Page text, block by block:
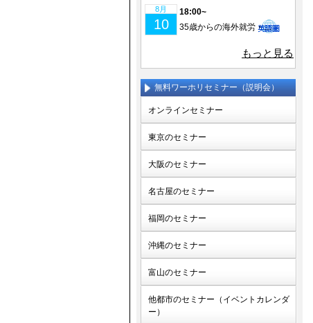
8月
10
18:00~
35歳からの海外就労・セカンドキャリア実現セミナー
もっと見る
無料ワーホリセミナー（説明会）
オンラインセミナー
東京のセミナー
大阪のセミナー
名古屋のセミナー
福岡のセミナー
沖縄のセミナー
富山のセミナー
他都市のセミナー（イベントカレンダ
ー）